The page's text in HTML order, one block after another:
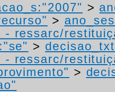
>
>
- ressarc/
>
- ressarc/
>